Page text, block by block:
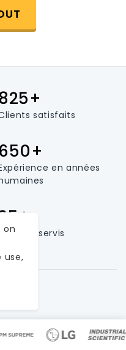
825+
satisfaits
650+
en années
desservis
on
use,